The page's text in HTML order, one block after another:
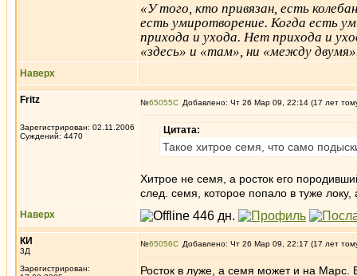
«У того, кто привязан, есть
есть умиротворение. Когда есть
прихода и ухода. Нет прихода и
«здесь» и «там», ни «между
Наверх
Fritz
Зарегистрирован: 02.11.2006
Суждений: 4470
№65055 Добавлено: Чт 26 Мар 09, 22:14 (17 лет
Цитата:
Такое хитрое семя, что само
Хитрое не семя, а росток его
след. семя, которое попало в туже
Наверх
КИ
3Д
Зарегистрирован:
№65056 Добавлено: Чт 26 Мар 09, 22:17 (17 лет
Росток в луже, а семя может и на Марс.